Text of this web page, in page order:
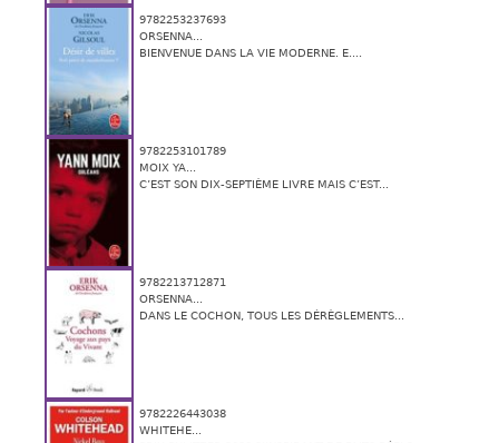
9782253237693
ORSENNA...
BIENVENUE DANS LA VIE MODERNE. E....
9782253101789
MOIX YA...
C’EST SON DIX-SEPTIÈME LIVRE MAIS C’EST...
9782213712871
ORSENNA...
DANS LE COCHON, TOUS LES DÉRÈGLEMENTS...
9782226443038
WHITEHE...